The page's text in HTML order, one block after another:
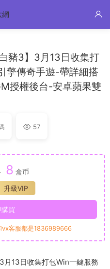
豬3】3月13日收集打
擎傳奇手遊-帶詳細搭
授權後台-安卓蘋果雙
57
8 盒币
升級VIP
買
vx客服都是1836989666
月13日收集打包Win一鍵服務